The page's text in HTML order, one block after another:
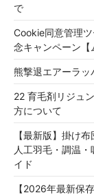
で
Cookie同意管理
念キャンペーン【
熊撃退エアーラッ
22 育毛剤リジュ
方について
【最新版】掛け
人工羽毛・調温
イド
【2026年最新保